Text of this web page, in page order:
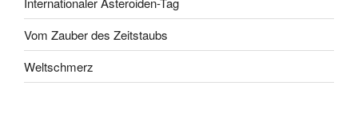
Vom Zauber des Zeitstaubs
Weltschmerz